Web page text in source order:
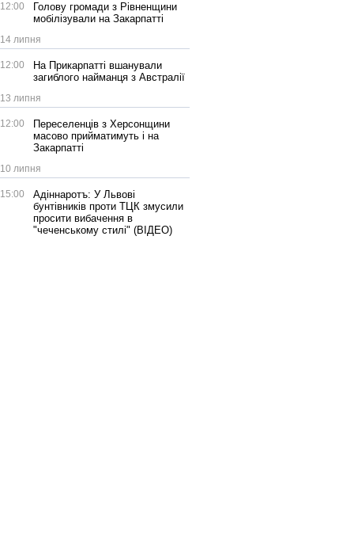
12:00
Голову громади з Рівненщини
мобілізували на Закарпатті
14 липня
12:00
На Прикарпатті вшанували
загиблого найманця з Австралії
13 липня
12:00
Переселенців з Херсонщини
масово прийматимуть і на
Закарпатті
10 липня
15:00
Адіннаротъ: У Львові
бунтівників проти ТЦК змусили
просити вибачення в
"чеченському стилі" (ВІДЕО)